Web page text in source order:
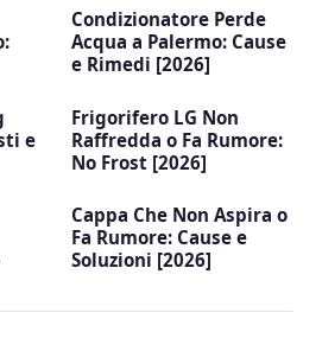
Condizionatore Perde
Acqua a Palermo: Cause
e Rimedi [2026]
e
Frigorifero LG Non
Raffredda o Fa Rumore:
No Frost [2026]
Cappa Che Non Aspira o
Fa Rumore: Cause e
Soluzioni [2026]